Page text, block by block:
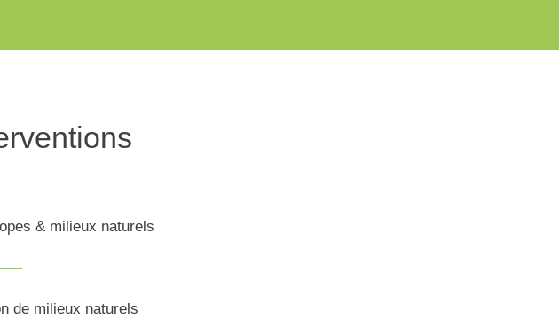
& milieux naturels
de milieux naturels